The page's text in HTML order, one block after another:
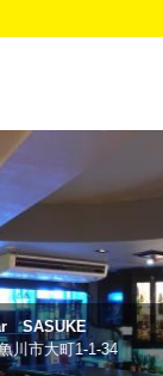
ピナイ
糸魚川市本町6-1